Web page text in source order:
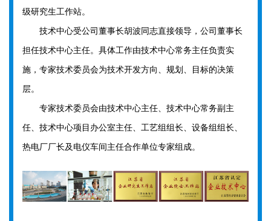
级研究生工作站。
技术中心受公司董事长胡波同志直接领导，公司董事长
担任技术中心主任。具体工作由技术中心常务主任负责实
施，专家技术委员会为技术开发方向、规划、目标的决策
层。
专家技术委员会由技术中心主任、技术中心常务副主
任、技术中心项目办公室主任、工艺组组长、设备组组长、
热电厂厂长及电仪车间主任合作单位专家组成。